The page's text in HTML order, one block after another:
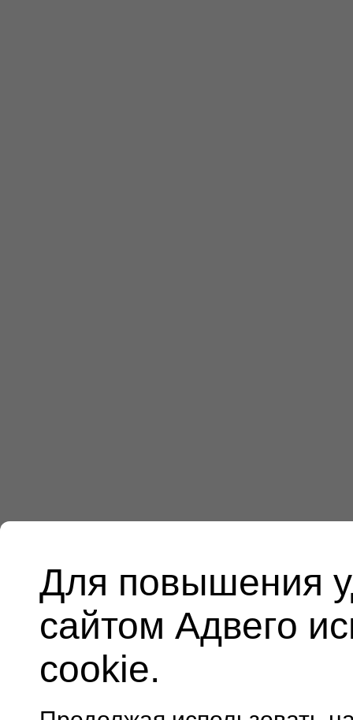
Для повышения
сайтом Адвего
cookie.